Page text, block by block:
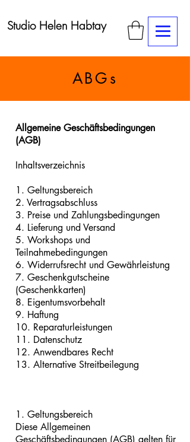
Studio Helen Habtay
ABGs
Allgemeine Geschäftsbedingungen
(AGB)
Inhaltsverzeichnis
1. Geltungsbereich
2. Vertragsabschluss
3. Preise und Zahlungsbedingungen
4. Lieferung und Versand
5. Workshops und
Teilnahmebedingungen
6. Widerrufsrecht und Gewährleistung
7. Geschenkgutscheine
(Geschenkkarten)
8. Eigentumsvorbehalt
9. Haftung
10. Reparaturleistungen
11. Datenschutz
12. Anwendbares Recht
13. Alternative Streitbeilegung
1. Geltungsbereich
Diese Allgemeinen
Geschäftsbedingungen (AGB) gelten für